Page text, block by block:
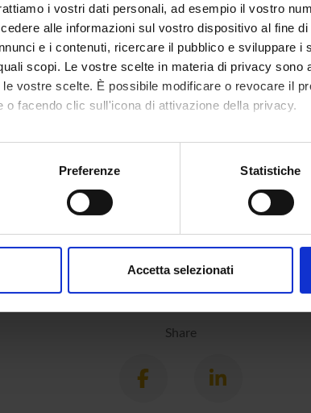
i vostri dati personali, ad esempio il vostro
alle informazioni sul vostro dispositivo al fine
e i contenuti, ricercare il pubblico e sviluppare
scopi. Le vostre scelte in materia di privacy sono
vostre scelte. È possibile modificare o revocare il
o facendo clic sull'icona di attivazione della privacy.
anche:
sulla tua posizione geografica, con
in qualsiasi momento dalla Dichiarazione sui
Preferenze Statistiche
Accetta selezionati
Share